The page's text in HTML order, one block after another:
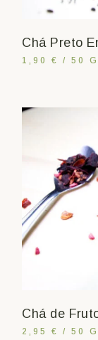
Chá Preto
1,90 € / 50
Chá de
2,95 € / 50